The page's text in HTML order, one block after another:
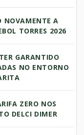
NOVAMENTE A
TORRES 2026
GARANTIDO
NO ENTORNO
ZERO NOS
DELCI DIMER